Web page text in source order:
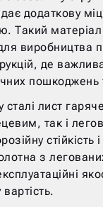
додаткову
Такий
виробництва
де
сталі лист
так і
стійкість
з